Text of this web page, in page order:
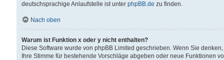
deutschsprachige Anlaufstelle ist unter phpBB.de zu finden.
Nach oben
Warum ist Funktion x oder y nicht enthalten?
Diese Software wurde von phpBB Limited geschrieben. Wenn Sie
Ihre Stimme für bestehende Vorschläge abgeben oder neue Funktionen